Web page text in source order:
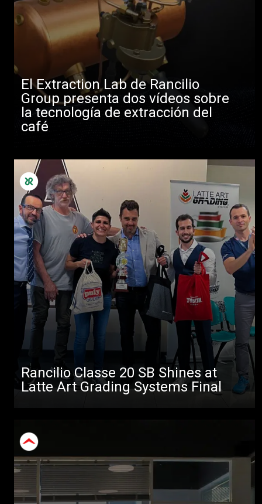
El Extraction Lab de Rancilio
Group presenta dos vídeos sobre
la tecnología de extracción del
café
Rancilio Classe 20 SB Shines at
Latte Art Grading Systems Final